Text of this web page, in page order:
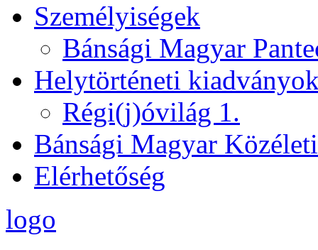
Személyiségek
Bánsági Magyar
Helytörténeti
Régi(j)óvilág 1.
Bánsági Magyar
Elérhetőség
logo